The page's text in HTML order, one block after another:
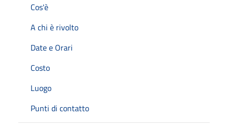
Cos'è
A chi è rivolto
Date e Orari
Costo
Luogo
Punti di contatto